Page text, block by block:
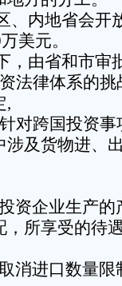
、内地省会开
美元。
，由省和市审
法律体系的挑
,
对跨国投资
及货物进、
资企业生产的
所享受的待
消进口数量限